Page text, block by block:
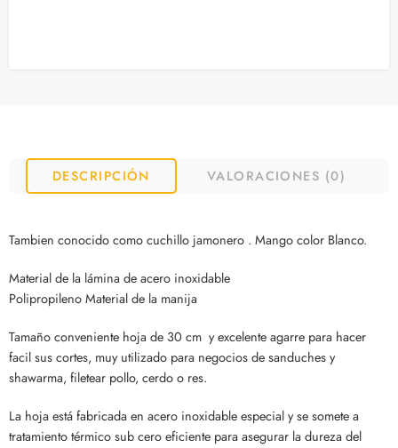
DESCRIPCIÓN VALORACIONES (0)
Tambien conocido como cuchillo jamonero . Mango color Blanco.
Material de la lámina de acero inoxidable
Polipropileno Material de la manija
Tamaño conveniente hoja de 30 cm y excelente agarre para hacer
facil sus cortes, muy utilizado para negocios de sanduches y
shawarma, filetear pollo, cerdo o res.
La hoja está fabricada en acero inoxidable especial y se somete a
tratamiento térmico sub cero eficiente para asegurar la dureza del